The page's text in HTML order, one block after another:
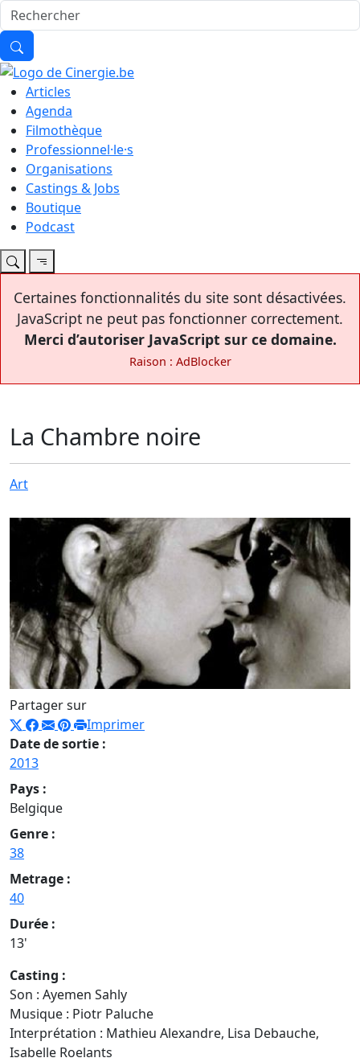
Articles
Agenda
Filmothèque
Professionnel·le·s
Organisations
Castings & Jobs
Boutique
Podcast
Certaines fonctionnalités du site sont désactivées.
JavaScript ne peut pas fonctionner correctement.
Merci d’autoriser JavaScript sur ce domaine.
Raison : AdBlocker
La Chambre noire
Art
Partager sur
Imprimer
Date de sortie :
2013
Pays :
Belgique
Genre :
38
Metrage :
40
Durée :
13'
Casting :
Son : Ayemen Sahly
Musique : Piotr Paluche
Interprétation : Mathieu Alexandre, Lisa Debauche,
Isabelle Roelants